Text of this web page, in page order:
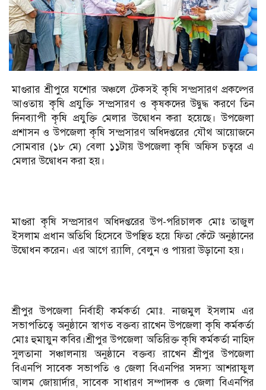
মাগুরার শ্রীপুরে যশোর অঞ্চলে টেকসই কৃষি সম্প্রসারণ প্রকল্পের
আওতায় কৃষি প্রযুক্তি সম্প্রসারণ ও কৃষকদের উদ্বুদ্ধ করণে তিন
দিনব্যাপী কৃষি প্রযুক্তি মেলার উদ্বোধন করা হয়েছে। উপজেলা
প্রশাসন ও উপজেলা কৃষি সম্প্রসারণ অধিদপ্তরের যৌথ আয়োজনে
সোমবার (১৮ মে) বেলা ১১টায় উপজেলা কৃষি অফিস চত্বরে এ
মেলার উদ্বোধন করা হয়।
মাগুরা কৃষি সম্প্রসারণ অধিদপ্তরের উপ-পরিচালক মোঃ তাজুল
ইসলাম প্রধান অতিথি হিসেবে উপস্থিত হয়ে ফিতা কেঁটে অনুষ্ঠানের
উদ্বোধন করেন। এর আগে র‍্যালি, বেলুন ও পায়রা উড়ানো হয়।
শ্রীপুর উপজেলা নির্বাহী কর্মকর্তা মোঃ. নাজমুল ইসলাম এর
সভাপতিত্বে অনুষ্ঠানে স্বাগত বক্তব্য রাখেন উপজেলা কৃষি কর্মকর্তা
মোঃ হুমায়ুন কবির।শ্রীপুর উপজেলা অতিরিক্ত কৃষি কর্মকর্তা নাহিদ
সুলতানা সঞ্চালনায় অনুষ্ঠানে বক্তব্য রাখেন শ্রীপুর উপজেলা
বিএনপি সাবেক সভাপতি ও জেলা বিএনপির সদস্য আশরাফুল
আলম জোয়ার্দার, সাবেক সাধারণ সম্পাদক ও জেলা বিএনপির